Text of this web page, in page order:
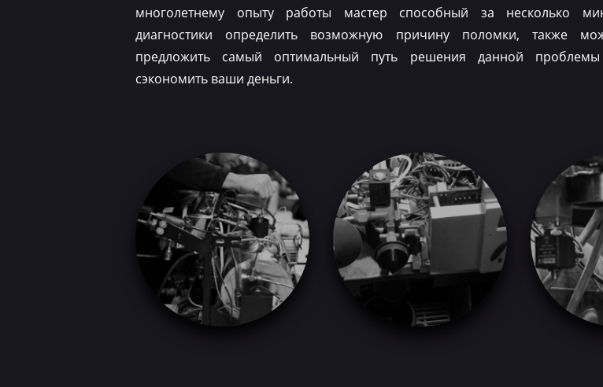
многолетнему опыту работы мастер способный за несколько
диагностики определить возможную причину поломки, также
предложить самый оптимальный путь решения данной
сэкономить ваши деньги.